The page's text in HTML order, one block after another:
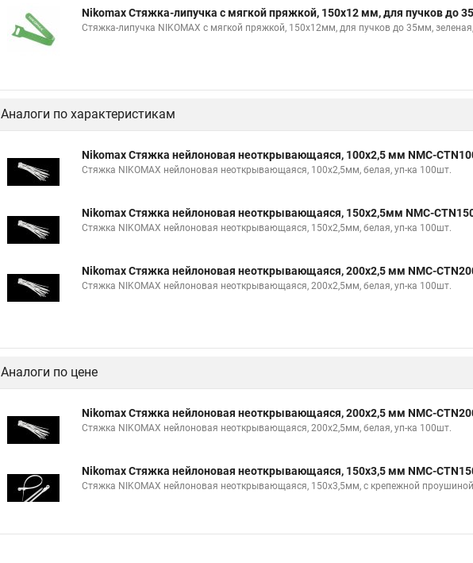
Nikomax Стяжка-липучка с мягкой пряжкой, 150х12 мм, для пучков до
Стяжка-липучка NIKOMAX с мягкой пряжкой, 150х12мм, для пучков до 35мм,
Аналоги по характеристикам
Nikomax Стяжка нейлоновая неоткрывающаяся, 100х2,5 мм NMC-
Стяжка NIKOMAX нейлоновая неоткрывающаяся, 100х2,5мм, белая, уп-ка 100шт.
Nikomax Стяжка нейлоновая неоткрывающаяся, 150х2,5мм NMC-
Стяжка NIKOMAX нейлоновая неоткрывающаяся, 150х2,5мм, белая, уп-ка 100шт.
Nikomax Стяжка нейлоновая неоткрывающаяся, 200х2,5 мм NMC-
Стяжка NIKOMAX нейлоновая неоткрывающаяся, 200х2,5мм, белая, уп-ка 100шт.
Аналоги по цене
Nikomax Стяжка нейлоновая неоткрывающаяся, 200х2,5 мм NMC-
Стяжка NIKOMAX нейлоновая неоткрывающаяся, 200х2,5мм, белая, уп-ка 100шт.
Nikomax Стяжка нейлоновая неоткрывающаяся, 150х3,5 мм NMC-
Стяжка NIKOMAX нейлоновая неоткрывающаяся, 150х3,5мм, с крепежной